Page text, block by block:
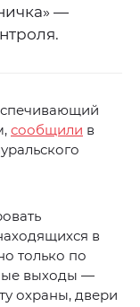
—
сообщили в
в
только по
выходы —
охраны, двери